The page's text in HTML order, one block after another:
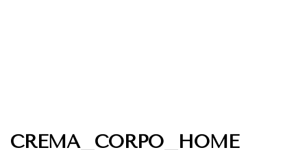
CREMA_CORPO_HOME